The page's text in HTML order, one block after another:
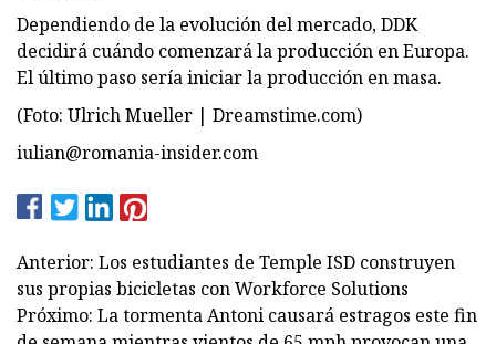
Dependiendo de la evolución del mercado, DDK
decidirá cuándo comenzará la producción en Europa.
El último paso sería iniciar la producción en masa.
(Foto: Ulrich Mueller | Dreamstime.com)
iulian@romania-insider.com
Anterior: Los estudiantes de Temple ISD construyen
sus propias bicicletas con Workforce Solutions
Próximo: La tormenta Antoni causará estragos este fin